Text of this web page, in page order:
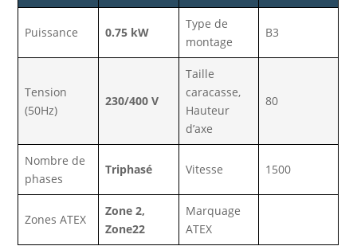
Puissance 0.75 kW
Type de
montage
B3
Tension
(50Hz)
230/400 V
Taille
caracasse,
Hauteur
d’axe
80
Nombre de
phases
Triphasé Vitesse 1500
Zones ATEX
Zone 2,
Zone22
Marquage
ATEX